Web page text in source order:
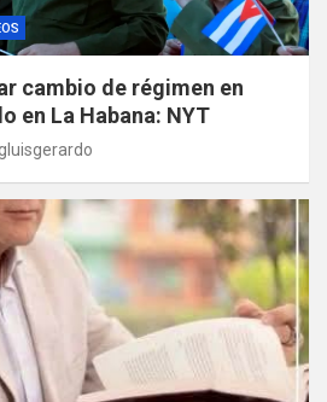
cambio de régimen en
en La Habana: NYT